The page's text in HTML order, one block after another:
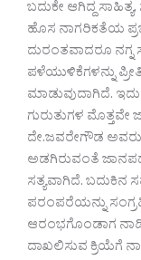
ಬದುಕೇ ಆಗಿದ್ದ
ಹೊಸ ನಾಗರಿಕತೆಯ
ದುರಂತವಾದರೂ
ಪಳೆಯುಳಿಕೆಗಳನ್ನು
ಮಾಡುವುದಾಗಿದೆ.
ಗುರುತುಗಳ
ದೇ.ಜವರೇಗೌಡ ಅವರು
ಅಡಗಿರುವಂತೆ
ಸತ್ಯವಾಗಿದೆ. ಬದುಕಿನ
ಪರಂಪರೆಯನ್ನು
ಆರಂಭಗೊಂಡಾಗ
ದಾಖಲಿಸುವ ಕ್ರಿಯೆಗೆ